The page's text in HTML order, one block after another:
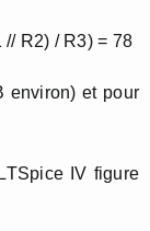
R2) / R3) = 78
environ) et pour
IV figure